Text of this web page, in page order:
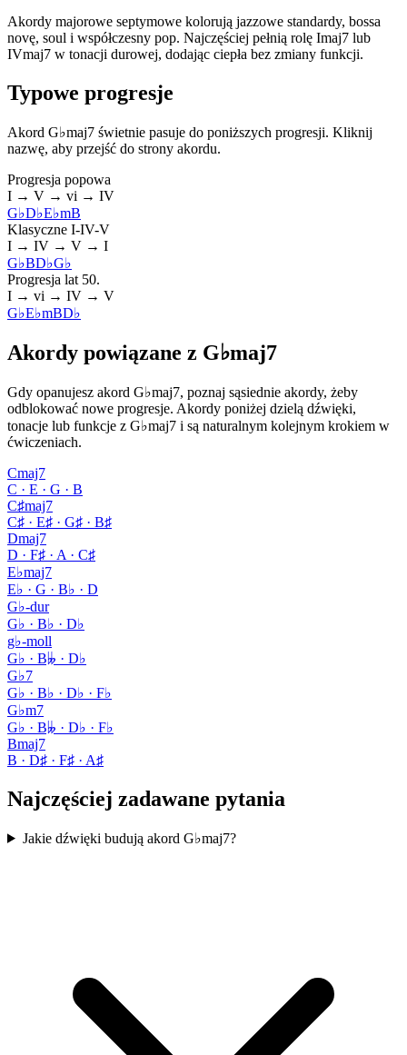
Akordy majorowe septymowe kolorują jazzowe standardy, bossa
novę, soul i współczesny pop. Najczęściej pełnią rolę Imaj7 lub
IVmaj7 w tonacji durowej, dodając ciepła bez zmiany funkcji.
Typowe progresje
Akord G♭maj7 świetnie pasuje do poniższych progresji. Kliknij
nazwę, aby przejść do strony akordu.
Progresja popowa
I → V → vi → IV
G♭D♭E♭mB
Klasyczne I-IV-V
I → IV → V → I
G♭BD♭G♭
Progresja lat 50.
I → vi → IV → V
G♭E♭mBD♭
Akordy powiązane z G♭maj7
Gdy opanujesz akord G♭maj7, poznaj sąsiednie akordy, żeby
odblokować nowe progresje. Akordy poniżej dzielą dźwięki,
tonacje lub funkcje z G♭maj7 i są naturalnym kolejnym krokiem w
ćwiczeniach.
Cmaj7
C · E · G · B
C♯maj7
C♯ · E♯ · G♯ · B♯
Dmaj7
D · F♯ · A · C♯
E♭maj7
E♭ · G · B♭ · D
G♭-dur
G♭ · B♭ · D♭
g♭-moll
G♭ · B𝄫 · D♭
G♭7
G♭ · B♭ · D♭ · F♭
G♭m7
G♭ · B𝄫 · D♭ · F♭
Bmaj7
B · D♯ · F♯ · A♯
Najczęściej zadawane pytania
Jakie dźwięki budują akord G♭maj7?